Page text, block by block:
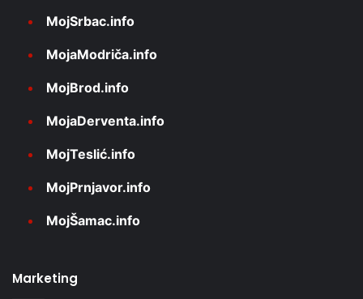
MojSrbac.info
MojaModriča.info
MojBrod.info
MojaDerventa.info
MojTeslić.info
MojPrnjavor.info
MojŠamac.info
Marketing